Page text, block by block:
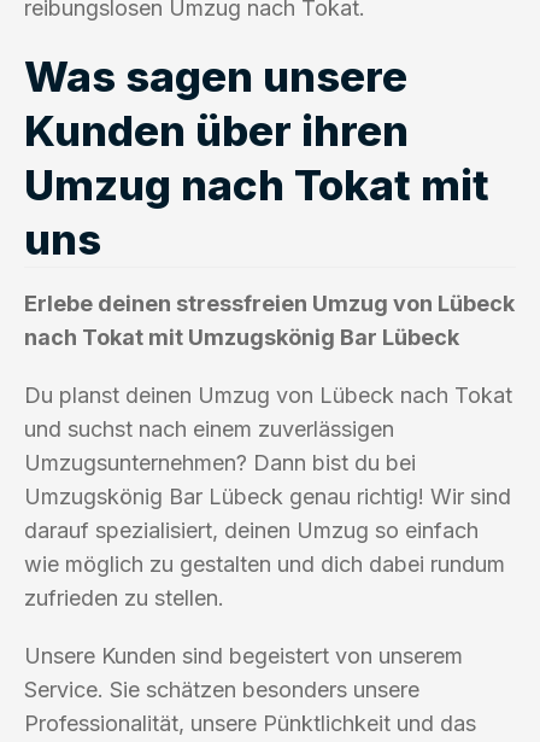
reibungslosen Umzug nach Tokat.
Was sagen unsere
Kunden über ihren
Umzug nach Tokat mit
uns
Erlebe deinen stressfreien Umzug von Lübeck
nach Tokat mit Umzugskönig Bar Lübeck
Du planst deinen Umzug von Lübeck nach Tokat
und suchst nach einem zuverlässigen
Umzugsunternehmen? Dann bist du bei
Umzugskönig Bar Lübeck genau richtig! Wir sind
darauf spezialisiert, deinen Umzug so einfach
wie möglich zu gestalten und dich dabei rundum
zufrieden zu stellen.
Unsere Kunden sind begeistert von unserem
Service. Sie schätzen besonders unsere
Professionalität, unsere Pünktlichkeit und das